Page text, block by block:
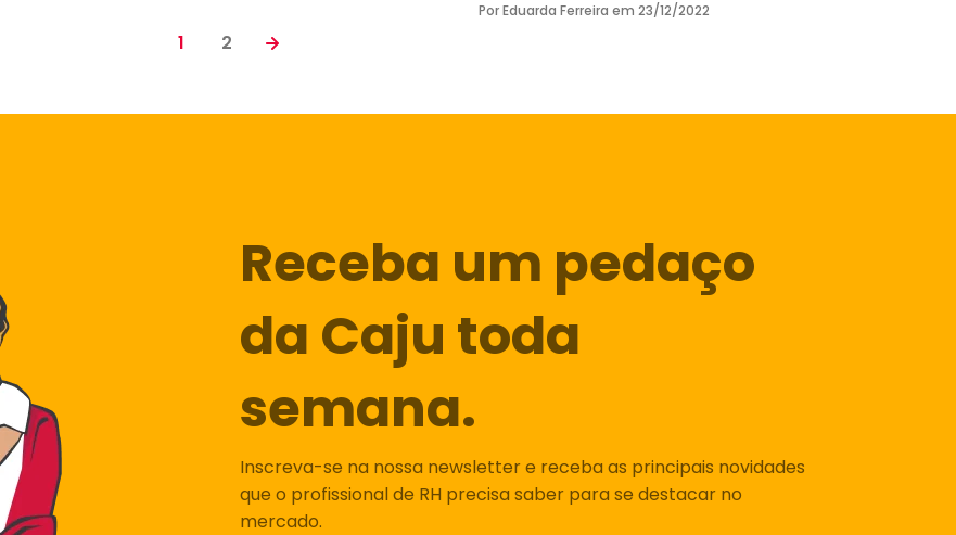
Por Eduarda Ferreira em 23/12/2022
1 2
Receba um pedaço
da Caju toda
semana.
Inscreva-se na nossa newsletter e receba as principais novidades
que o profissional de RH precisa saber para se destacar no
mercado.